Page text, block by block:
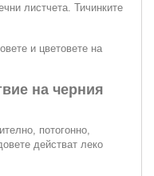
листчета. Тичинките
и цветовете на
на черния
потогонно,
действат леко